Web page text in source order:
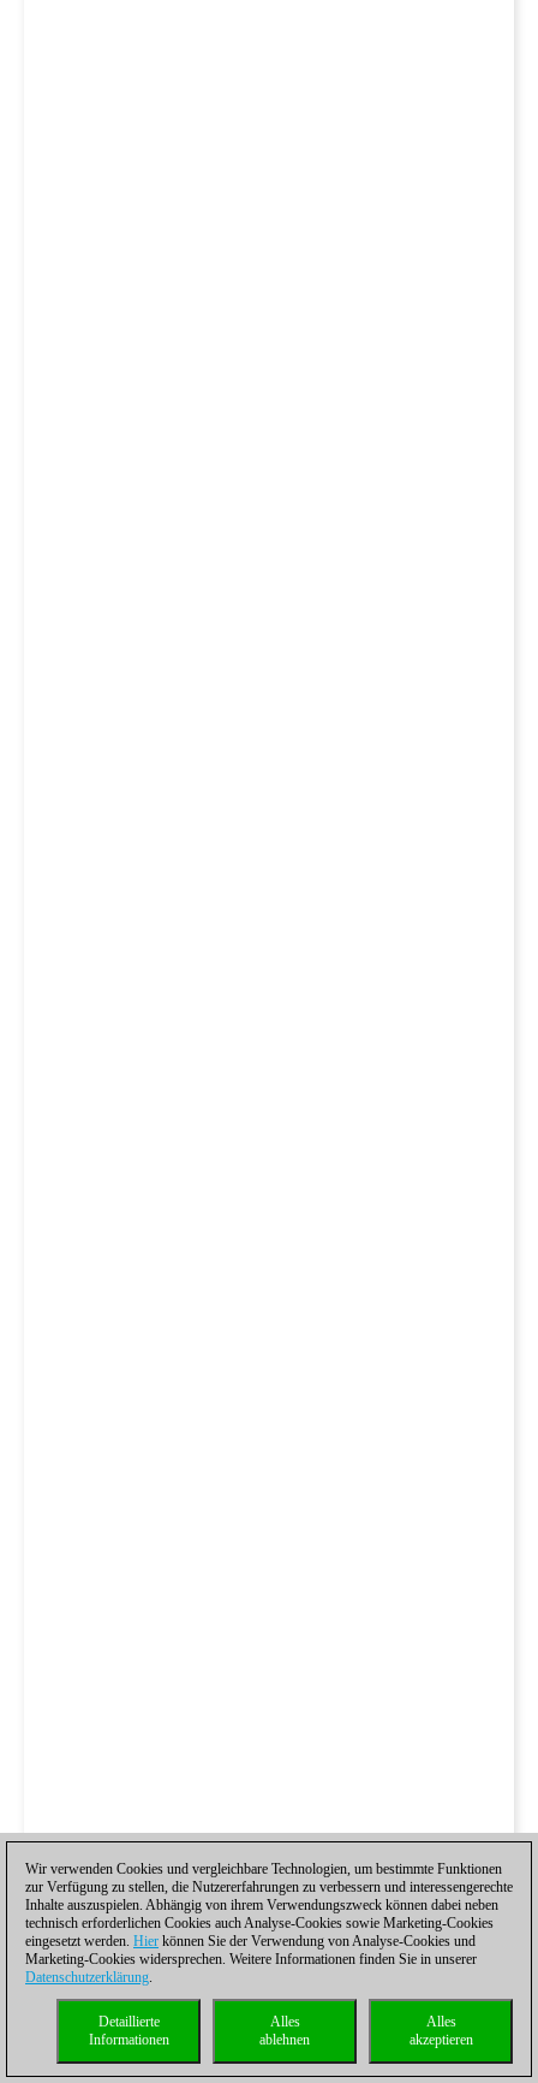
Wir verwenden Cookies und vergleichbare Technologien, um bestimmte Funktionen
zur Verfügung zu stellen, die Nutzererfahrungen zu verbessern und interessengerechte
Inhalte auszuspielen. Abhängig von ihrem Verwendungszweck können dabei neben
technisch erforderlichen Cookies auch Analyse-Cookies sowie Marketing-Cookies
eingesetzt werden. Hier können Sie der Verwendung von Analyse-Cookies und
Marketing-Cookies widersprechen. Weitere Informationen finden Sie in unserer
Datenschutzerklärung.
Alles
akzeptieren
Alles
ablehnen
Detaillierte
Informationen